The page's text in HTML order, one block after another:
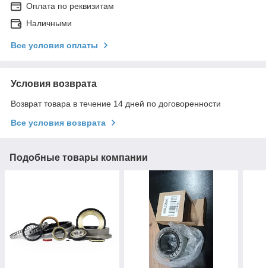
Оплата по реквизитам
Наличными
Все условия оплаты
Условия возврата
Возврат товара в течение 14 дней по договоренности
Все условия возврата
Подобные товары компании